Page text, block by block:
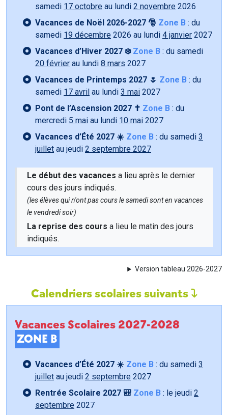
samedi 17 octobre au lundi 2 novembre 2026
Vacances de Noël 2026-2027 🎅 Zone B : du
samedi 19 décembre 2026 au lundi 4 janvier 2027
Vacances d’Hiver 2027 ❄️ Zone B : du samedi
20 février au lundi 8 mars 2027
Vacances de Printemps 2027 🌷 Zone B : du
samedi 17 avril au lundi 3 mai 2027
Pont de l’Ascension 2027 ✝️ Zone B : du
mercredi 5 mai au lundi 10 mai 2027
Vacances d’Été 2027 ☀️ Zone B : du samedi 3
juillet au jeudi 2 septembre 2027
Le début des vacances a lieu après le dernier
cours des jours indiqués.
(les élèves qui n'ont pas cours le samedi sont en vacances
le vendredi soir)
La reprise des cours a lieu le matin des jours
indiqués.
Version tableau 2026-2027
Calendriers scolaires suivants
Vacances Scolaires 2027-2028
ZONE B
Vacances d’Été 2027 ☀️ Zone B : du samedi 3
juillet au jeudi 2 septembre 2027
Rentrée Scolaire 2027 🎒 Zone B : le jeudi 2
septembre 2027